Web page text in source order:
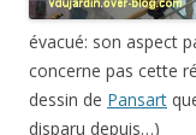
évacué: son aspect
concerne pas cette
dessin de Pansart
disparu depuis…)